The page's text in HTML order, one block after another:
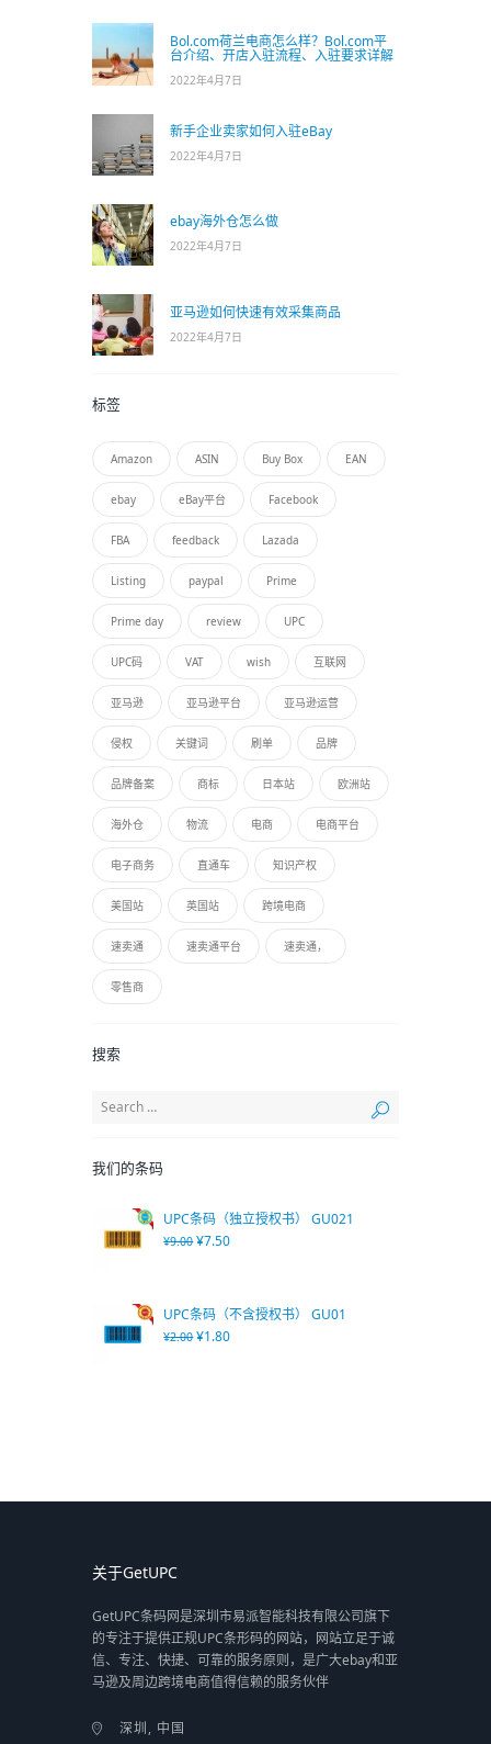
Bol.com荷兰电商怎么样？Bol.com平
台介绍、开店入驻流程、入驻要求详解
2022年4月7日
新手企业卖家如何入驻eBay
2022年4月7日
ebay海外仓怎么做
2022年4月7日
亚马逊如何快速有效采集商品
2022年4月7日
标签
Amazon ASIN Buy Box EAN
ebay eBay平台 Facebook
FBA feedback Lazada
Listing paypal Prime
Prime day review UPC
UPC码 VAT wish 互联网
亚马逊 亚马逊平台 亚马逊运营
侵权 关键词 刷单 品牌
品牌备案 商标 日本站 欧洲站
海外仓 物流 电商 电商平台
电子商务 直通车 知识产权
美国站 英国站 跨境电商
速卖通 速卖通平台 速卖通，
零售商
搜索
我们的条码
UPC条码（独立授权书） GU021
¥9.00 ¥7.50
UPC条码（不含授权书） GU01
¥2.00 ¥1.80
关于GetUPC
GetUPC条码网是深圳市易派智能科技有限公司旗下
的专注于提供正规UPC条形码的网站，网站立足于诚
信、专注、快捷、可靠的服务原则，是广大ebay和亚
马逊及周边跨境电商值得信赖的服务伙伴
深圳, 中国